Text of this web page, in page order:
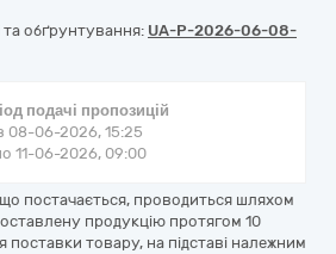
та обґрунтування: UA-P-2026-06-08-
подачі пропозицій
08-06-2026, 15:25
11-06-2026, 09:00
постачається, проводиться шляхом
продукцію протягом 10
поставки товару, на підставі належним